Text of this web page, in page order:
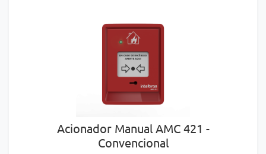
Acionador Manual AMC 421 -
Convencional